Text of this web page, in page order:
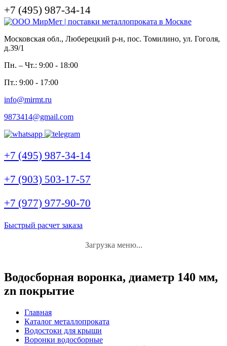
+7 (495) 987-34-14
Московская обл., Люберецкий р-н, пос. Томилино, ул. Гоголя,
д.39/1
Пн. – Чт.: 9:00 - 18:00
Пт.: 9:00 - 17:00
info@mirmt.ru
9873414@gmail.com
+7 (495) 987-34-14
+7 (903) 503-17-57
+7 (977) 977-90-70
Быстрый расчет заказа
Загрузка меню...
Водосборная воронка, диаметр 140 мм,
zn покрытие
Главная
Каталог металлопроката
Водостоки для крыши
Воронки водосборные